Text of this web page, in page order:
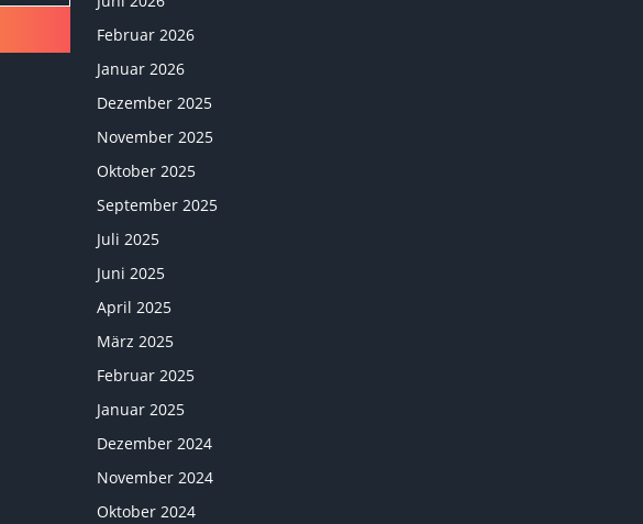
Februar 2026
Januar 2026
Dezember 2025
November 2025
Oktober 2025
September 2025
Juli 2025
Juni 2025
April 2025
März 2025
Februar 2025
Januar 2025
Dezember 2024
November 2024
Oktober 2024